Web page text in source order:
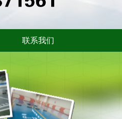
联系我们